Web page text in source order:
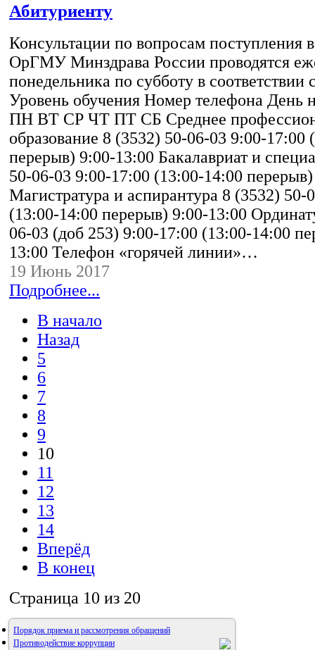
Абитуриенту
Консультации по вопросам
ОрГМУ Минздрава России проводятся
понедельника по субботу в соответствии
Уровень обучения Номер телефона День
ПН ВТ СР ЧТ ПТ СБ Cреднее
образование 8 (3532) 50-06-03 9:00-17:00
перерыв) 9:00-13:00 Бакалавриат и
50-06-03 9:00-17:00 (13:00-14:00
Магистратура и аспирантура 8 (3532) 50-
(13:00-14:00 перерыв) 9:00-13:00
06-03 (доб 253) 9:00-17:00 (13:00-14:00
13:00 Телефон «горячей линии»…
19 Июнь 2017
Подробнее...
В начало
Назад
5
6
7
8
9
10
11
12
13
14
Вперёд
В конец
Страница 10 из 20
Порядок приема и рассмотрения обращений
Противодействие коррупции